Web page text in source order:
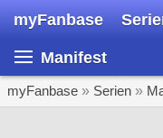
myFanbase
Manifest
myFanbase » Serien »